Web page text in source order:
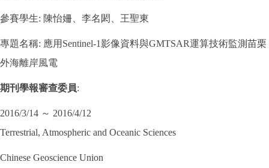
參賽學生: 陳怡姍、李名閎、王聖東
專題名稱: 應用Sentinel-1影像資料與GMTSAR運算技術監測苗栗
外海離岸風電
期刊學報審查委員:
2016/3/14 ～ 2016/4/12
Terrestrial, Atmospheric and Oceanic Sciences
Chinese Geoscience Union